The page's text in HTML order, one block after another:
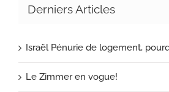
Derniers Articles
Israël Pénurie de logement,
Le Zimmer en vogue!